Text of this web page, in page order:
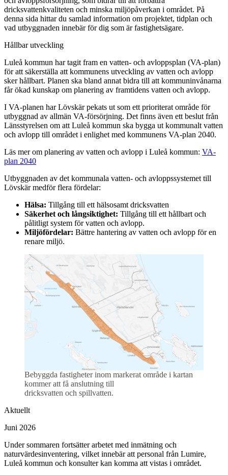
dricksvattenkvaliteten och minska miljöpåverkan i området. På
denna sida hittar du samlad information om projektet, tidplan och
vad utbyggnaden innebär för dig som är fastighetsägare.
Hållbar utveckling
Luleå kommun har tagit fram en vatten- och avloppsplan (VA-plan)
för att säkerställa att kommunens utveckling av vatten och avlopp
sker hållbart. Planen ska bland annat bidra till att kommuninvånarna
får ökad kunskap om planering av framtidens vatten och avlopp.
I VA-planen har Lövskär pekats ut som ett prioriterat område för
utbyggnad av allmän VA-försörjning. Det finns även ett beslut från
Länsstyrelsen om att Luleå kommun ska bygga ut kommunalt vatten
och avlopp till området i enlighet med kommunens VA-plan 2040.
Läs mer om planering av vatten och avlopp i Luleå kommun: VA-
plan 2040
Utbyggnaden av det kommunala vatten- och avloppssystemet till
Lövskär medför flera fördelar:
Hälsa: Tillgång till ett hälsosamt dricksvatten
Säkerhet och långsiktighet: Tillgång till ett hållbart och
pålitligt system för vatten och avlopp.
Miljöfördelar: Bättre hantering av vatten och avlopp för en
renare miljö.
Bebyggda fastigheter inom markerat område i kartan
kommer att få anslutning till
dricksvatten och spillvatten.
Aktuellt
Juni 2026
Under sommaren fortsätter arbetet med inmätning och
naturvärdesinventering, vilket innebär att personal från Lumire,
Luleå kommun och konsulter kan komma att vistas i området.